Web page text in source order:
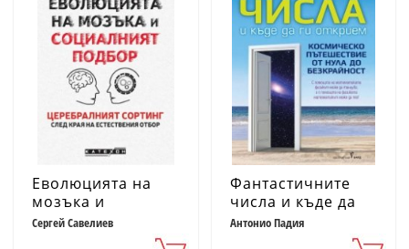
Еволюцията на
мозъка и
социалният
подбор (твърда
Сергей Савелиев
Фантастичните
числа и къде да
ги открием
Антонио Падия